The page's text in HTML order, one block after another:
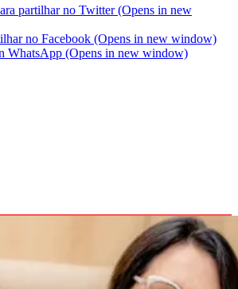
partilhar no Twitter (Opens in new
no Facebook (Opens in new window)
WhatsApp (Opens in new window)